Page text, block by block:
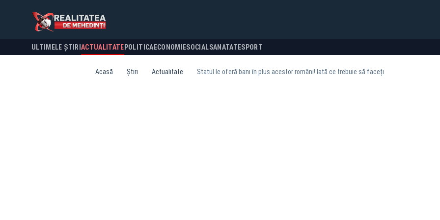
ULTIMELE ȘTIRI ACTUALITATE POLITICA ECONOMIESOCIALSANATATESPORT
Acasă Știri Actualitate Statul le oferă bani în plus acestor români! Iată ce trebuie să faceți